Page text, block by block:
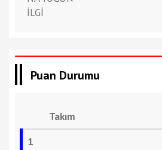
Puan Durumu
Takım
1